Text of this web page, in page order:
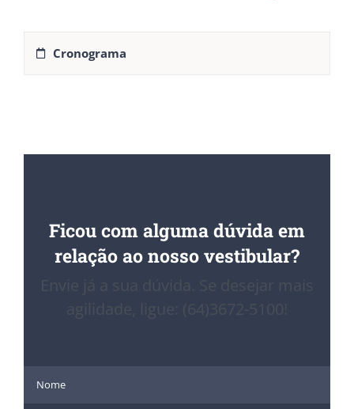
Cronograma
Ficou com alguma dúvida em
relação ao nosso vestibular?
Envie já a sua dúvida. Se desejar mais
agilidade, ligue: (64)3672-5100!